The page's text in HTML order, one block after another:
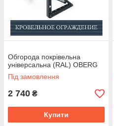
Обгорода покрівельна
універсальна (RAL) OBERG
Під замовлення
2 740 ₴
Купити